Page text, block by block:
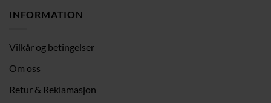
INFORMATION
Vilkår og betingelser
Om oss
Retur & Reklamasjon